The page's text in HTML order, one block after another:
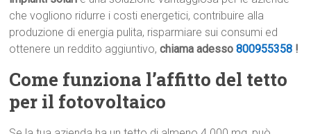
che vogliono ridurre i costi energetici, contribuire alla
produzione di energia pulita, risparmiare sui consumi ed
ottenere un reddito aggiuntivo,chiama adesso800955358 !
Come funziona l’affitto del tetto
per il fotovoltaico